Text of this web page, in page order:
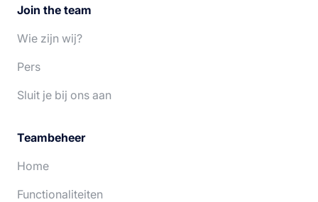
Join the team
Wie zijn wij?
Pers
Sluit je bij ons aan
Teambeheer
Home
Functionaliteiten